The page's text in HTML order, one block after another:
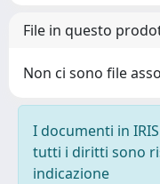
File in questo
Non ci sono file
I documenti in
tutti i diritti sono
indicazione